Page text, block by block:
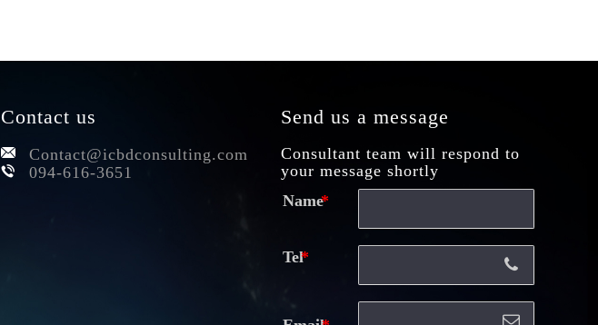
Contact us
Contact@icbdconsulting.com
094-616-3651
Send us a message
Consultant team will respond to
your message shortly
Name
Tel